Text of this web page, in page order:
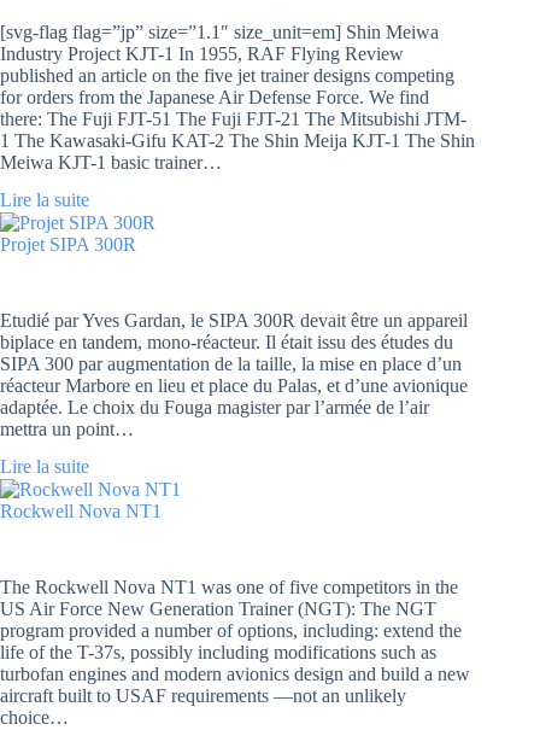
[svg-flag flag=”jp” size=”1.1″ size_unit=em] Shin Meiwa
Industry Project KJT-1 In 1955, RAF Flying Review
published an article on the five jet trainer designs competing
for orders from the Japanese Air Defense Force. We find
there: The Fuji FJT-51 The Fuji FJT-21 The Mitsubishi JTM-
1 The Kawasaki-Gifu KAT-2 The Shin Meija KJT-1 The Shin
Meiwa KJT-1 basic trainer…
Lire la suite
Projet SIPA 300R
Etudié par Yves Gardan, le SIPA 300R devait être un appareil
biplace en tandem, mono-réacteur. Il était issu des études du
SIPA 300 par augmentation de la taille, la mise en place d’un
réacteur Marbore en lieu et place du Palas, et d’une avionique
adaptée. Le choix du Fouga magister par l’armée de l’air
mettra un point…
Lire la suite
Rockwell Nova NT1
The Rockwell Nova NT1 was one of five competitors in the
US Air Force New Generation Trainer (NGT): The NGT
program provided a number of options, including: extend the
life of the T-37s, possibly including modifications such as
turbofan engines and modern avionics design and build a new
aircraft built to USAF requirements —not an unlikely
choice…